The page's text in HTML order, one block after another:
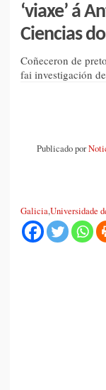
‘viaxe’ á
Ciencias
Coñeceron de
fai investigación
Publicado por
Galicia,Universidade